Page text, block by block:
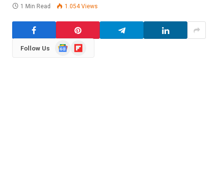
1 Min Read
1.054Views
Follow Us
GoogleFlipboard